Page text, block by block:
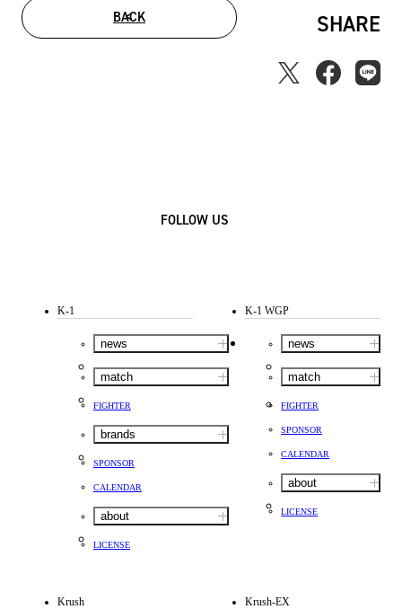
BACK SHARE
FOLLOW US
K-1
news
match
FIGHTER
brands
SPONSOR
CALENDAR
about
LICENSE
K-1 WGP
news
match
FIGHTER
SPONSOR
CALENDAR
about
LICENSE
Krush Krush-EX